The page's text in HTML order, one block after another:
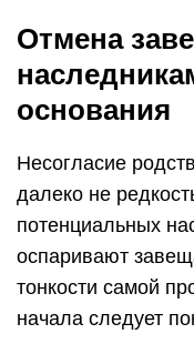
Отмена
основания
Несогласие
далеко не
потенциальных
оспаривают
тонкости самой
начала следует